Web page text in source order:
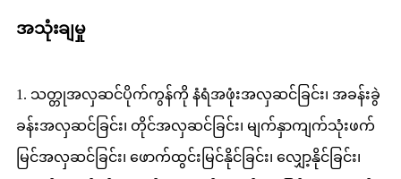
အသုံးချမှု
1. သတ္တုအလှဆင်ပိုက်ကွန်ကို နံရံအဖုံးအလှဆင်ခြင်း၊ အခန်းခွဲ
ခန်းအလှဆင်ခြင်း၊ တိုင်အလှဆင်ခြင်း၊ မျက်နှာကျက်သုံးဖက်
မြင်အလှဆင်ခြင်း၊ ဖောက်ထွင်းမြင်နိုင်ခြင်း၊ လျှော့နိုင်ခြင်း၊